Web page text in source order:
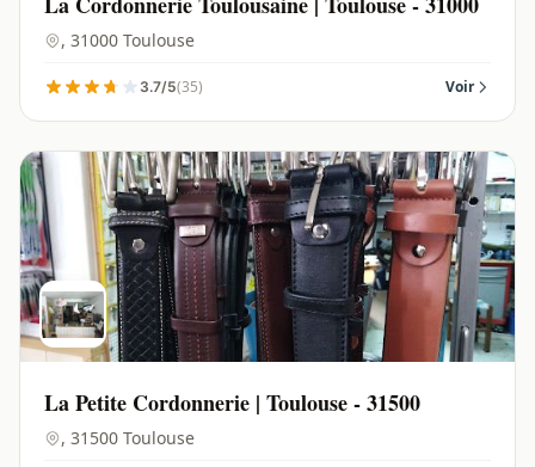
, 31000 Toulouse
3.7/5(35) Voir
La Petite Cordonnerie | Toulouse - 31500
, 31500 Toulouse